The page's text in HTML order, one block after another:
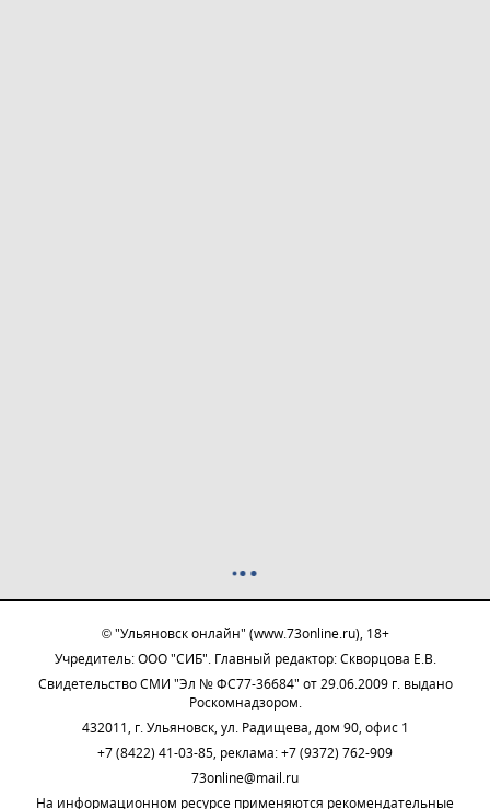
© "Ульяновск онлайн" (www.73online.ru), 18+
Учредитель: ООО "СИБ". Главный редактор: Скворцова Е.В.
Свидетельство СМИ "Эл № ФС77-36684" от 29.06.2009 г. выдано
Роскомнадзором.
432011, г. Ульяновск, ул. Радищева, дом 90, офис 1
+7 (8422) 41-03-85, реклама: +7 (9372) 762-909
73online@mail.ru
На информационном ресурсе применяются рекомендательные